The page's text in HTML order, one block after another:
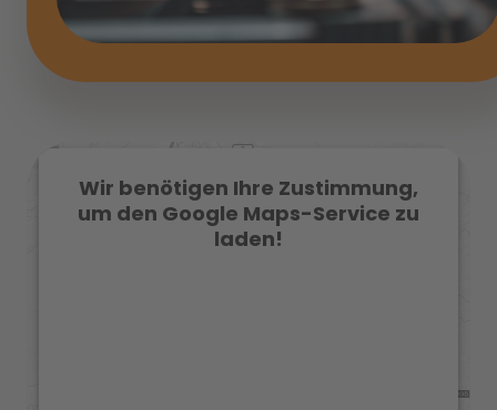
Wir benötigen Ihre Zustimmung,
um den Google Maps-Service zu
laden!